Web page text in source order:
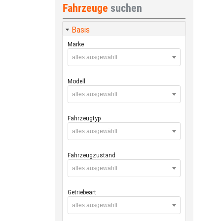
Fahrzeuge suchen
Basis
Marke
alles ausgewählt
Modell
alles ausgewählt
Fahrzeugtyp
alles ausgewählt
Fahrzeugzustand
alles ausgewählt
Getriebeart
alles ausgewählt